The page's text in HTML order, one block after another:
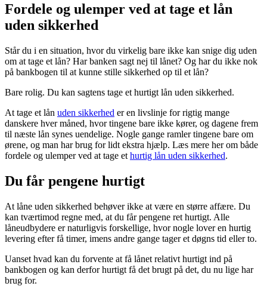
Fordele og ulemper ved at tage et lån
uden sikkerhed
Står du i en situation, hvor du virkelig bare ikke kan snige dig uden
om at tage et lån? Har banken sagt nej til lånet? Og har du ikke nok
på bankbogen til at kunne stille sikkerhed op til et lån?
Bare rolig. Du kan sagtens tage et hurtigt lån uden sikkerhed.
At tage et lån uden sikkerhed er en livslinje for rigtig mange
danskere hver måned, hvor tingene bare ikke kører, og dagene frem
til næste lån synes uendelige. Nogle gange ramler tingene bare om
ørene, og man har brug for lidt ekstra hjælp. Læs mere her om både
fordele og ulemper ved at tage et hurtig lån uden sikkerhed.
Du får pengene hurtigt
At låne uden sikkerhed behøver ikke at være en større affære. Du
kan tværtimod regne med, at du får pengene ret hurtigt. Alle
låneudbydere er naturligvis forskellige, hvor nogle lover en hurtig
levering efter få timer, imens andre gange tager et døgns tid eller to.
Uanset hvad kan du forvente at få lånet relativt hurtigt ind på
bankbogen og kan derfor hurtigt få det brugt på det, du nu lige har
brug for.